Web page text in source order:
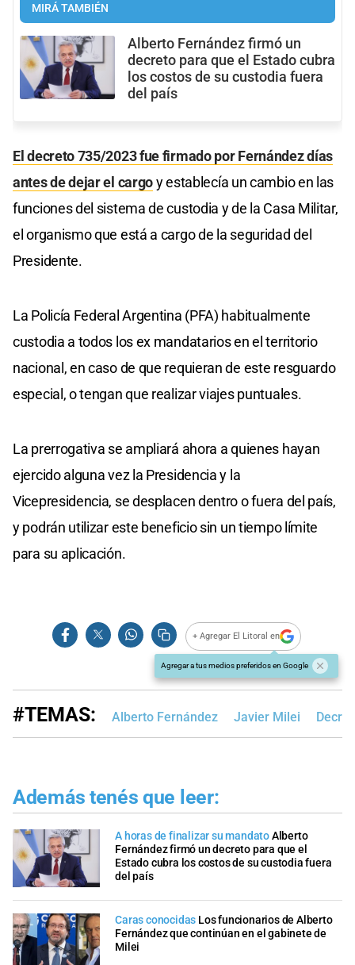
MIRÁ TAMBIÉN
Alberto Fernández firmó un
decreto para que el Estado cubra
los costos de su custodia fuera
del país
El decreto 735/2023 fue firmado por Fernández días
antes de dejar el cargoy establecía un cambio en las
funciones del sistema de custodia y de la Casa Militar,
el organismo que está a cargo de la seguridad del
Presidente.
La Policía Federal Argentina (PFA) habitualmente
custodia a todos los ex mandatarios en el territorio
nacional, en caso de que requieran de este resguardo
especial, o tengan que realizar viajes puntuales.
La prerrogativa se ampliará ahora a quienes hayan
ejercido alguna vez la Presidencia y la
Vicepresidencia, se desplacen dentro o fuera del país,
y podrán utilizar este beneficio sin un tiempo límite
para su aplicación.
+ Agregar El Litoral en
Agregar a tus medios preferidos en Google
#TEMAS: Alberto Fernández Javier Milei
Además tenés que leer:
A horas de finalizar su mandatoAlberto
Fernández firmó un decreto para que el
Estado cubra los costos de su custodia fuera
del país
Caras conocidas Los funcionarios de Alberto
Fernández que continúan en el gabinete de
Milei